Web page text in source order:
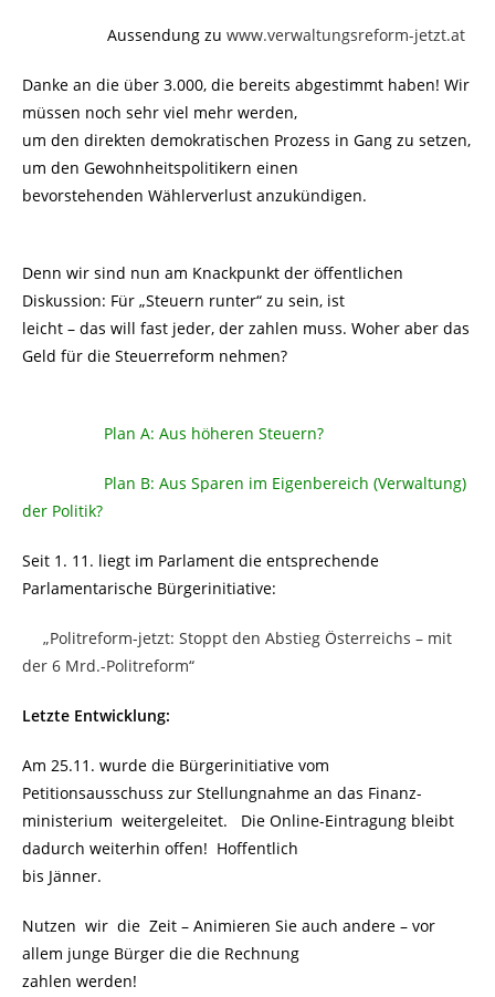
Aussendung zu www.verwaltungsreform-jetzt.at
Danke an die über 3.000, die bereits abgestimmt haben! Wir
müssen noch sehr viel mehr werden,
um den direkten demokratischen Prozess in Gang zu setzen,
um den Gewohnheitspolitikern einen
bevorstehenden Wählerverlust anzukündigen.
Denn wir sind nun am Knackpunkt der öffentlichen
Diskussion: Für „Steuern runter“ zu sein, ist
leicht – das will fast jeder, der zahlen muss. Woher aber das
Geld für die Steuerreform nehmen?
Plan A: Aus höheren Steuern?
Plan B: Aus Sparen im Eigenbereich (Verwaltung)
der Politik?
Seit 1. 11. liegt im Parlament die entsprechende
Parlamentarische Bürgerinitiative:
„Politreform-jetzt: Stoppt den Abstieg Österreichs – mit
der 6 Mrd.-Politreform“
Letzte Entwicklung:
Am 25.11. wurde die Bürgerinitiative vom
Petitionsausschuss zur Stellungnahme an das Finanz-
ministerium weitergeleitet. Die Online-Eintragung bleibt
dadurch weiterhin offen! Hoffentlich
bis Jänner.
Nutzen wir die Zeit – Animieren Sie auch andere – vor
allem junge Bürger die die Rechnung
zahlen werden!